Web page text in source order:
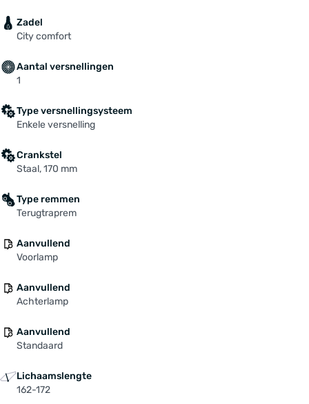
Zadel
City comfort
Aantal versnellingen
1
Type versnellingsysteem
Enkele versnelling
Crankstel
Staal, 170 mm
Type remmen
Terugtraprem
Aanvullend
Voorlamp
Aanvullend
Achterlamp
Aanvullend
Standaard
Lichaamslengte
162-172